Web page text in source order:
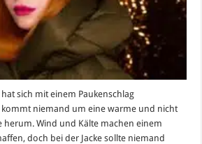
hat sich mit einem Paukenschlag
niemand um eine warme und nicht
herum. Wind und Kälte machen einem
doch bei der Jacke sollte niemand